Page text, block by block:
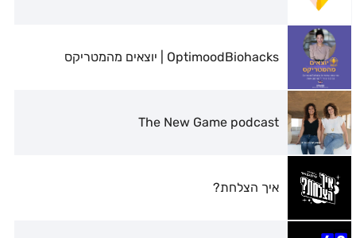
OptimoodBiohacks | יוצאים מהמטריקס
The New Game podcast
איך הצלחת?